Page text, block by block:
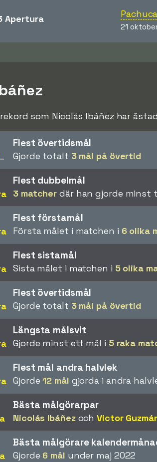
Apertura
21
som Nicolás Ibáñez har
Flest övertidsmål
Gjorde totalt 3 mål på övertid
Flest dubbelmål
3 matcher där han gjorde minst
Flest förstamål
Första målet i matchen i 6 olika
Flest sistamål
Sista målet i matchen i 5 olika
Flest övertidsmål
Gjorde totalt 3 mål på övertid
Längsta målsvit
Gjorde minst ett mål i 5 raka
Flest mål andra halvlek
Gjorde12 mål gjorda i andra
Bästa målgörarpar
Nicolás IbáñezochVictor
Bästa målgörare
Gjorde 6 mål under maj 2022